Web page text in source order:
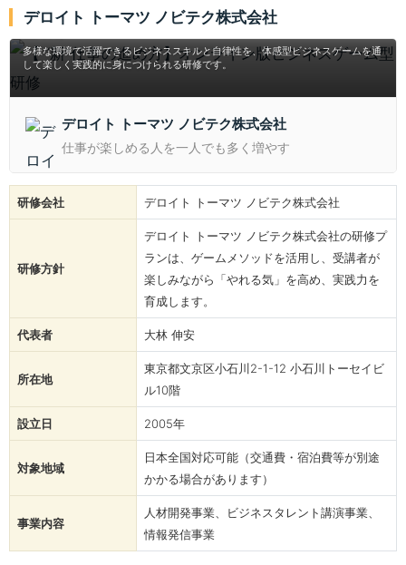
デロイト トーマツ ノビテク株式会社
【 “新”仕事の進め方】オンライン版ビジネスゲーム
型研修
多様な環境で活躍できるビジネススキルと自律性を、体感型ビジネスゲームを通
して楽しく実践的に身につけられる研修です。
デロイト トーマツ ノビテク株式会社
仕事が楽しめる人を一人でも多く増やす
研修会社 デロイト トーマツ ノビテク株式会社
研修方針
デロイト トーマツ ノビテク株式会社の研修プ
ランは、ゲームメソッドを活用し、受講者が
楽しみながら「やれる気」を高め、実践力を
育成します。
代表者 大林 伸安
所在地
東京都文京区小石川2-1-12 小石川トーセイビ
ル10階
設立日 2005年
対象地域
日本全国対応可能（交通費・宿泊費等が別途
かかる場合があります）
事業内容
人材開発事業、ビジネスタレント講演事業、
情報発信事業